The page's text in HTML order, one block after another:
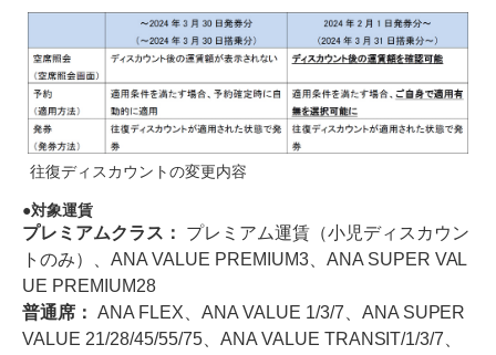
往復ディスカウントの変更内容
対象運賃
プレミアムクラス： プレミアム運賃（小児ディスカウン
トのみ）、ANA VALUE PREMIUM3、ANA SUPER VAL
UE PREMIUM28
普通席： ANA FLEX、ANA VALUE 1/3/7、ANA SUPER
VALUE 21/28/45/55/75、ANA VALUE TRANSIT/1/3/7、